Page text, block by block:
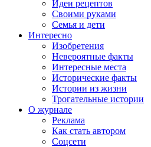
Идеи рецептов
Своими руками
Семья и дети
Интересно
Изобретения
Невероятные факты
Интересные места
Исторические факты
Истории из жизни
Трогательные истории
О журнале
Реклама
Как стать автором
Соцсети